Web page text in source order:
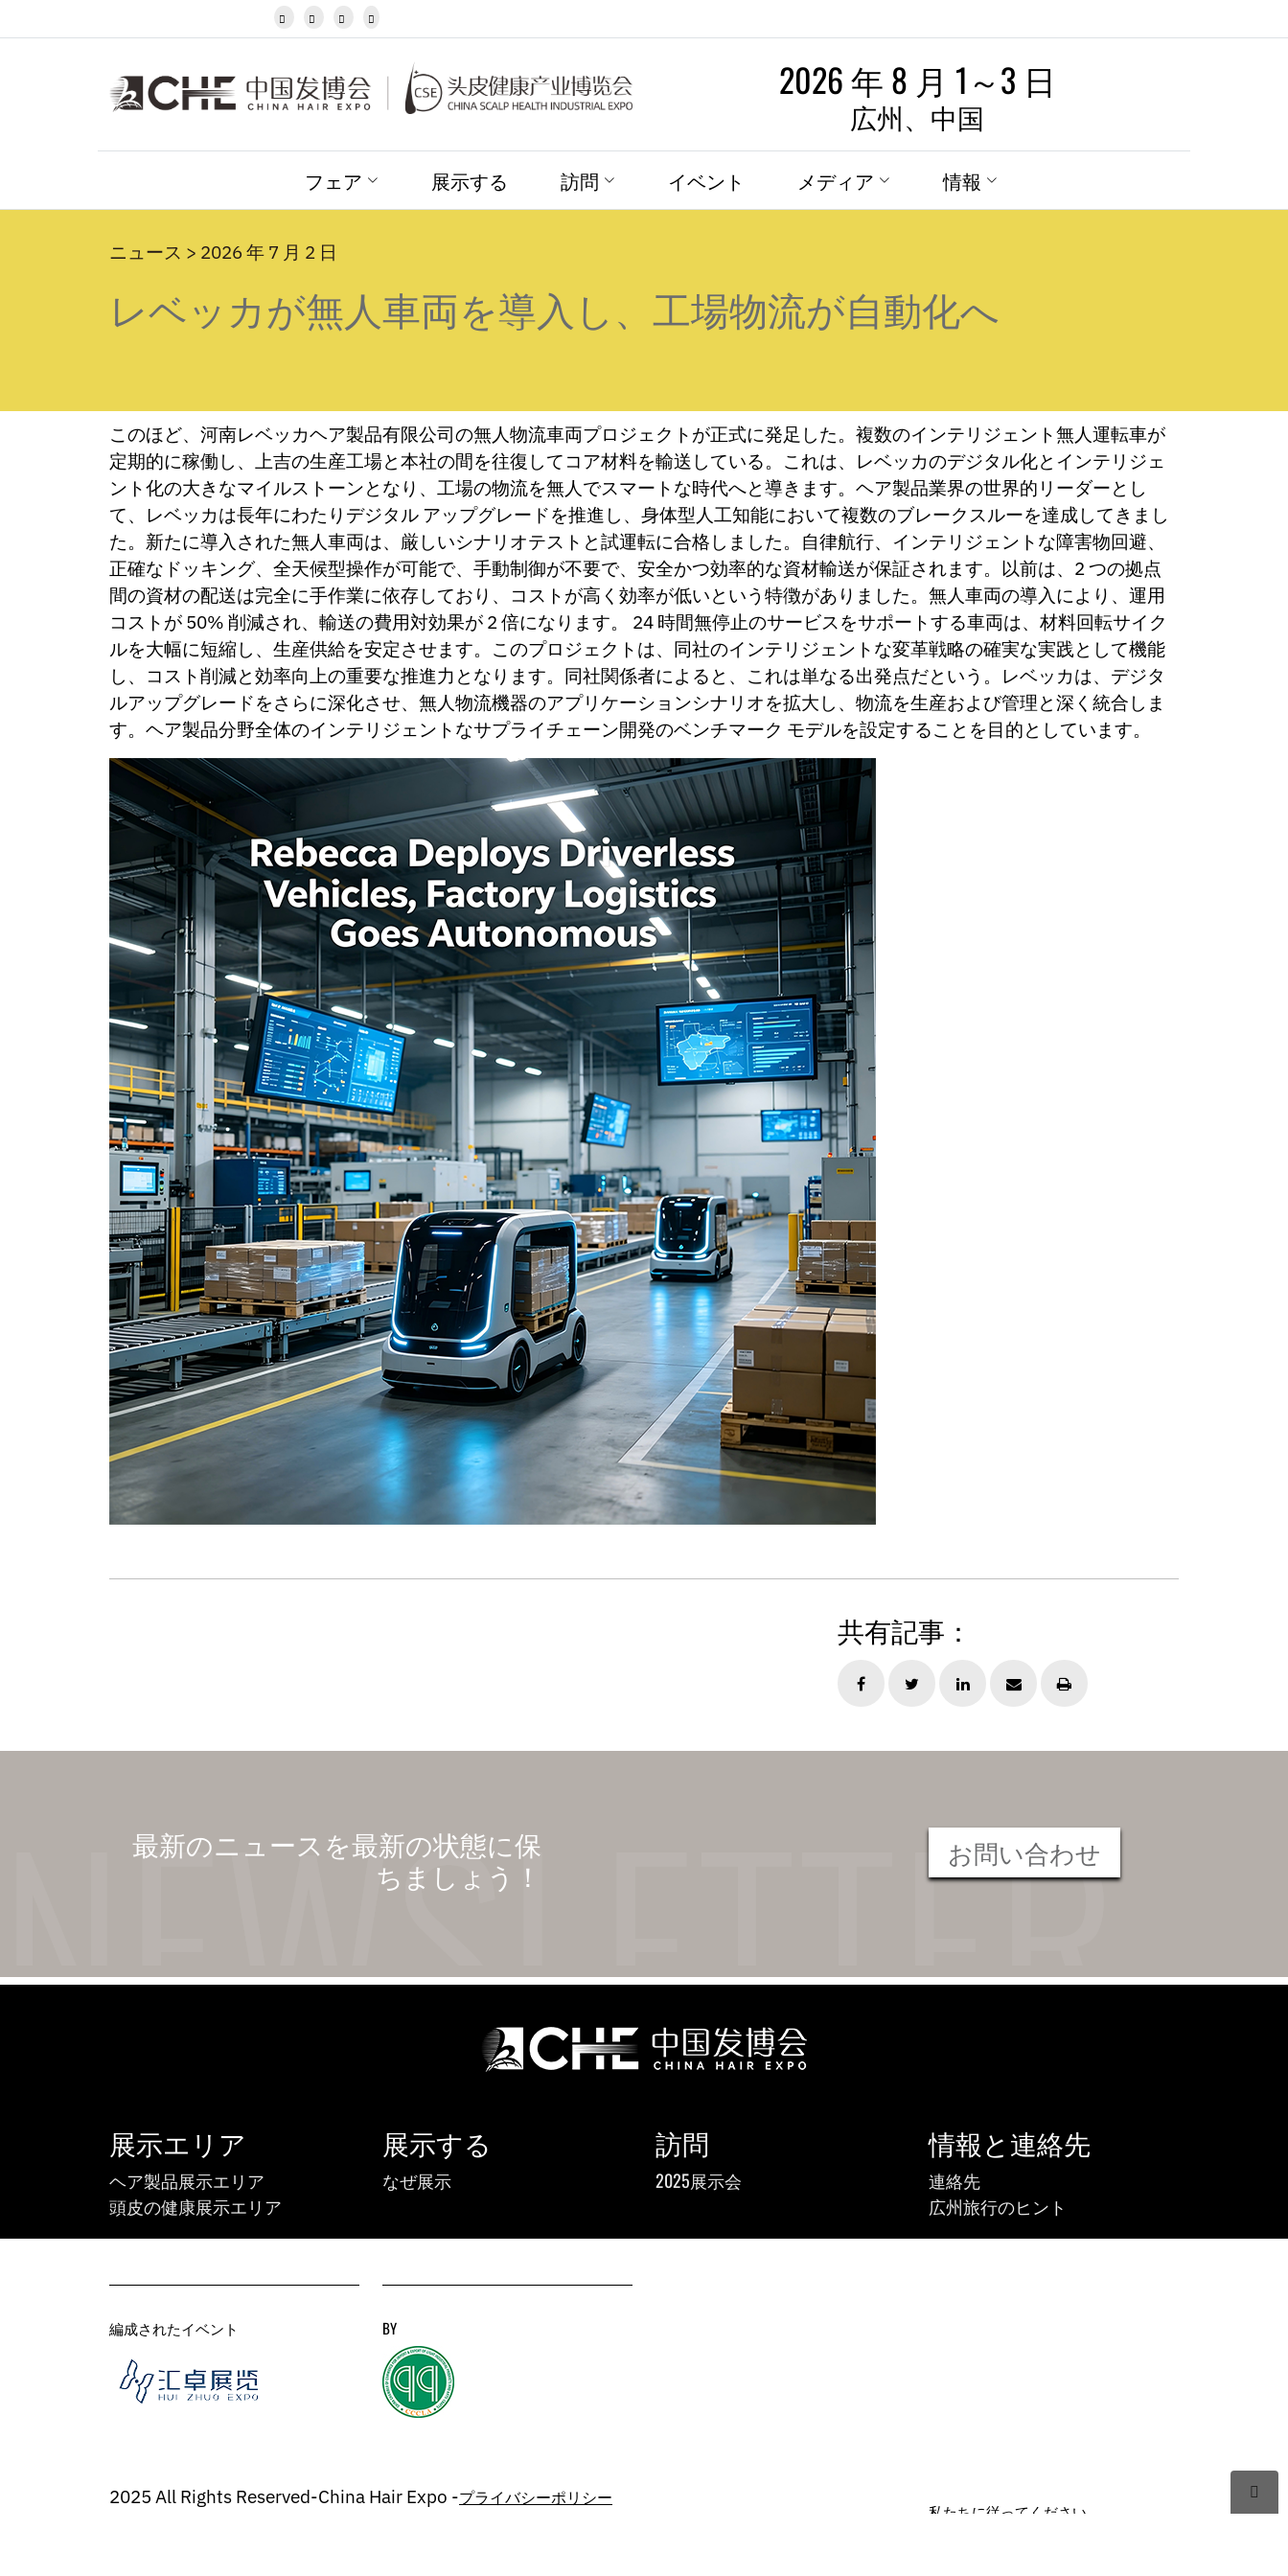
Kannada
Khmer
Kurdish
Latin
Luxembou..
Malagasy
Malayalam
Maltese
Norwegian
Pashto
Persian
Punjabi
Serbian
Sesotho
Sinhala
Slovak
Slovenian
Somali
Samoan
Scots Gaelic
Shona
Sindhi
Sundanese
Swahili
Tajik
Tamil
Telugu
Thai
Ukrainian
Urdu
Uzbek
Vietnamese
Welsh
Xhosa
Yiddish
Yoruba
Zulu
Kinyarwanda
Tatar
Oriya
Turkmen
Uyghur
   
2026 年 8 月 1～3 日
広州、中国
フェア 展示する 訪問 イベント メディア 情報
ニュース > 2026 年 7 月 2 日
レベッカが無人車両を導入し、工場物流が自動化へ
このほど、河南レベッカヘア製品有限公司の無人物流車両プロジェクトが正式に発足した。複数のインテリジェント無人運転車が
定期的に稼働し、上吉の生産工場と本社の間を往復してコア材料を輸送している。これは、レベッカのデジタル化とインテリジェ
ント化の大きなマイルストーンとなり、工場の物流を無人でスマートな時代へと導きます。ヘア製品業界の世界的リーダーとし
て、レベッカは長年にわたりデジタル アップグレードを推進し、身体型人工知能において複数のブレークスルーを達成してきまし
た。新たに導入された無人車両は、厳しいシナリオテストと試運転に合格しました。自律航行、インテリジェントな障害物回避、
正確なドッキング、全天候型操作が可能で、手動制御が不要で、安全かつ効率的な資材輸送が保証されます。以前は、2 つの拠点
間の資材の配送は完全に手作業に依存しており、コストが高く効率が低いという特徴がありました。無人車両の導入により、運用
コストが 50% 削減され、輸送の費用対効果が 2 倍になります。 24 時間無停止のサービスをサポートする車両は、材料回転サイク
ルを大幅に短縮し、生産供給を安定させます。このプロジェクトは、同社のインテリジェントな変革戦略の確実な実践として機能
し、コスト削減と効率向上の重要な推進力となります。同社関係者によると、これは単なる出発点だという。レベッカは、デジタ
ルアップグレードをさらに深化させ、無人物流機器のアプリケーションシナリオを拡大し、物流を生産および管理と深く統合しま
す。ヘア製品分野全体のインテリジェントなサプライチェーン開発のベンチマーク モデルを設定することを目的としています。
共有記事：
最新のニュースを最新の状態に保
ちましょう！
お問い合わせ
展示エリア
ヘア製品展示エリア
頭皮の健康展示エリア
展示する
なぜ展示
訪問
2025展示会
情報と連絡先
連絡先
広州旅行のヒント
編成されたイベント BY
2025 All Rights Reserved-China Hair Expo -プライバシーポリシー
私たちに従ってください
